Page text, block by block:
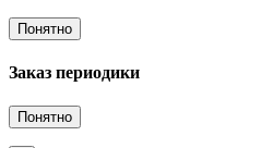
Понятно
Заказ периодики
Понятно